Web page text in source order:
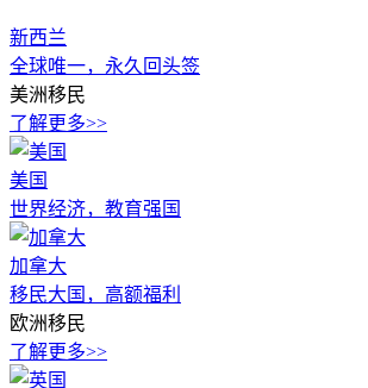
新西兰
全球唯一，永久回头签
美洲移民
了解更多>>
美国
世界经济，教育强国
加拿大
移民大国，高额福利
欧洲移民
了解更多>>